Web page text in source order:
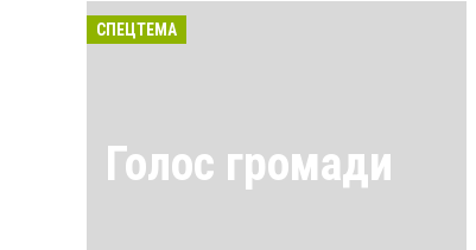
СПЕЦТЕМА
Голос громади